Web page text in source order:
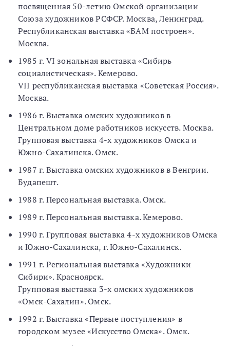
посвященная 50-летию Омской организации
Союза художников РСФСР. Москва, Ленинград.
Республиканская выставка «БАМ построен».
Москва.
1985 г. VI зональная выставка «Сибирь
социалистическая». Кемерово.
VII республиканская выставка «Советская Россия».
Москва.
1986 г. Выставка омских художников в
Центральном доме работников искусств. Москва.
Групповая выставка 4-х художников Омска и
Южно-Сахалинска. Омск.
1987 г. Выставка омских художников в Венгрии.
Будапешт.
1988 г. Персональная выставка. Омск.
1989 г. Персональная выставка. Кемерово.
1990 г. Групповая выставка 4-х художников Омска
и Южно-Сахалинска, г. Южно-Сахалинск.
1991 г. Региональная выставка «Художники
Сибири». Красноярск.
Групповая выставка 3-х омских художников
«Омск-Сахалин». Омск.
1992 г. Выставка «Первые поступления» в
городском музее «Искусство Омска». Омск.